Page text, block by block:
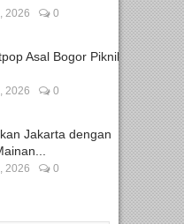
2026 0
Asal Bogor Piknik
2026 0
Jakarta dengan
2026 0